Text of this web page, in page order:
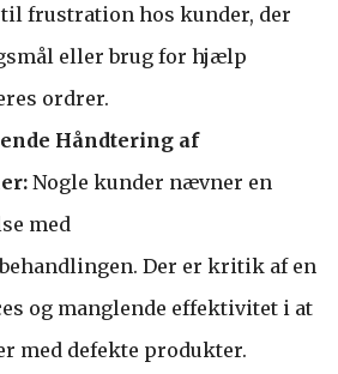
frustration hos kunder, der
eller brug for hjælp
ordrer.
Håndtering af
Nogle kunder nævner en
med
Der er kritik af en
og manglende effektivitet i at
med defekte produkter.